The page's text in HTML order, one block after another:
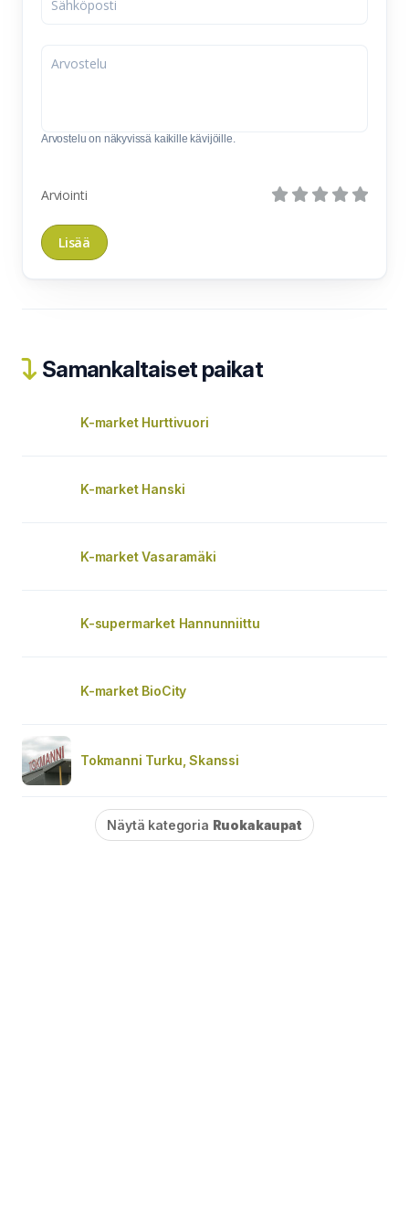
Arvostelu on näkyvissä kaikille kävijöille.
Arviointi
Samankaltaiset paikat
K-market Hurttivuori
K-market Hanski
K-market Vasaramäki
K-supermarket Hannunniittu
K-market BioCity
Tokmanni Turku, Skanssi
Näytä kategoria Ruokakaupat